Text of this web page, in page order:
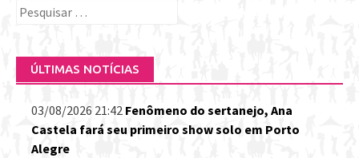
Pesquisar
ÚLTIMAS NOTÍCIAS
03/08/2026 21:42 Fenômeno do sertanejo, Ana
Castela fará seu primeiro show solo em Porto
Alegre